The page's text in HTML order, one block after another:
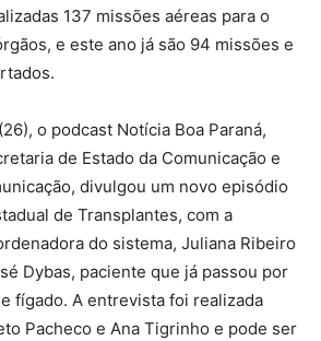
137 missões aéreas para o
e este ano já são 94 missões e
o podcast Notícia Boa Paraná,
de Estado da Comunicação e
divulgou um novo episódio
de Transplantes, com a
do sistema, Juliana Ribeiro
Dybas, paciente que já passou por
fígado. A entrevista foi realizada
Pacheco e Ana Tigrinho e pode ser